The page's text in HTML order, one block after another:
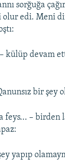
sorğuğa
edi. Meni
külüp devam
bir şey
feys... – birden
yapıp